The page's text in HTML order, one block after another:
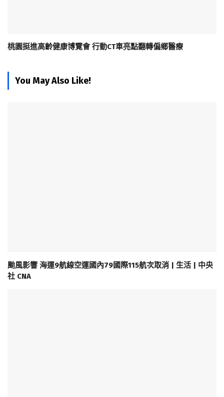
桃園挺進高齡健康博覽會 行動CT車亮點翻轉偏鄉醫療
You May Also Like!
颱風影響 海運9航線空運國內79國際115航次取消 | 生活 | 中央
社 CNA